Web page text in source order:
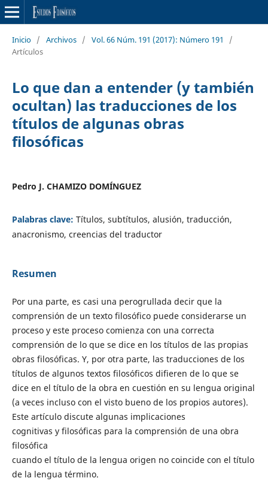
Inicio / Archivos / Vol. 66 Núm. 191 (2017): Número 191
/
Artículos
Lo que dan a entender (y también
ocultan) las traducciones de los
títulos de algunas obras
filosóficas
Pedro J. CHAMIZO DOMÍNGUEZ
Palabras clave: Títulos, subtítulos, alusión, traducción,
anacronismo, creencias del traductor
Resumen
Por una parte, es casi una perogrullada decir que la
comprensión de un texto filosófico puede considerarse un
proceso y este proceso comienza con una correcta
comprensión de lo que se dice en los títulos de las propias
obras filosóficas. Y, por otra parte, las traducciones de los
títulos de algunos textos filosóficos difieren de lo que se
dice en el título de la obra en cuestión en su lengua original
(a veces incluso con el visto bueno de los propios autores).
Este artículo discute algunas implicaciones
cognitivas y filosóficas para la comprensión de una obra
filosófica
cuando el título de la lengua origen no coincide con el título
de la lengua término.